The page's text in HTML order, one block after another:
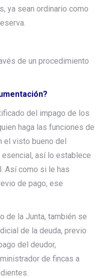
ya sean ordinario como
de un procedimiento
del impago de los
haga las funciones de
el visto bueno del
así lo establece
Así como si le has
de pago, ese
de la Junta, también se
de la deuda, previo
del deudor,
de fincas a